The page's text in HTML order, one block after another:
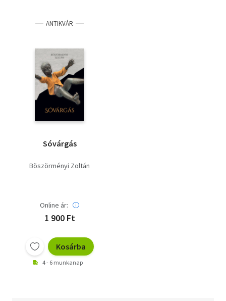
ANTIKVÁR
Sóvárgás
Böszörményi Zoltán
Online ár:
1 900 Ft
Kosárba
4 - 6 munkanap